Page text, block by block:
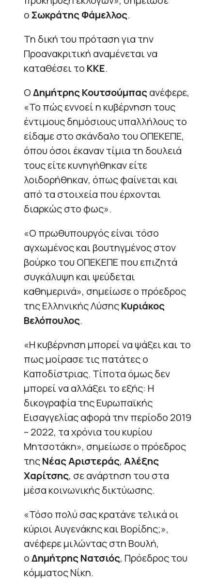
ο Σωκράτης Φάμελλος.
Τη δική του πρόταση για την
Προανακριτική αναμένεται να
καταθέσει το ΚΚΕ.
ΟΔημήτρης Κουτσούμπαςανέφερε,
«Το πώς εννοεί η κυβέρνηση τους
έντιμους δημόσιους υπαλλήλους το
είδαμε στο σκάνδαλο του ΟΠΕΚΕΠΕ,
όπου όσοι έκαναν τίμια τη δουλειά
τους είτε κυνηγήθηκαν είτε
λοιδορήθηκαν, όπως φαίνεται και
από τα στοιχεία που έρχονται
διαρκώς στο φως».
«Ο πρωθυπουργός είναι τόσο
αγχωμένος και βουτηγμένος στον
βούρκο του ΟΠΕΚΕΠΕ που επιζητά
συγκάλυψη και ψεύδεται
καθημερινά», σημείωσε ο πρόεδρος
της Ελληνικής ΛύσηςΚυριάκος
Βελόπουλος.
«Η κυβέρνηση μπορεί να ψάξει και το
πως μοίρασε τις πατάτες ο
Καποδίστριας. Τίποτα όμως δεν
μπορεί να αλλάξει το εξής: Η
δικογραφία της Ευρωπαϊκής
Εισαγγελίας αφορά την περίοδο 2019
– 2022, τα χρόνια του κυρίου
Μητσοτάκη», σημείωσε ο πρόεδρος
τηςΝέας Αριστεράς, Αλέξης
Χαρίτσης, σε ανάρτηση του στα
μέσα κοινωνικής δικτύωσης.
«Τόσο πολύ σας κρατάνε τελικά οι
κύριοι Αυγενάκης και Βορίδης;»,
ανέφερε μιλώντας στη Βουλή,
οΔημήτρης Νατσιός, Πρόεδρος του
κόμματος Νίκη.